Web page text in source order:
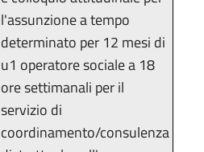
l'assunzione a tempo
determinato per 12 mesi di
u1 operatore sociale a 18
ore settimanali per il
servizio di
coordinamento/consulenza